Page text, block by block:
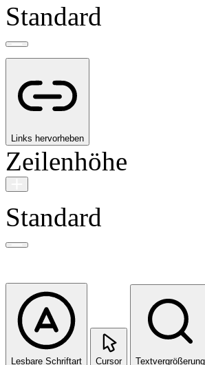
Standard
Links hervorheben
Zeilenhöhe
Standard
Lesbare Schriftart Cursor Textvergrößerung